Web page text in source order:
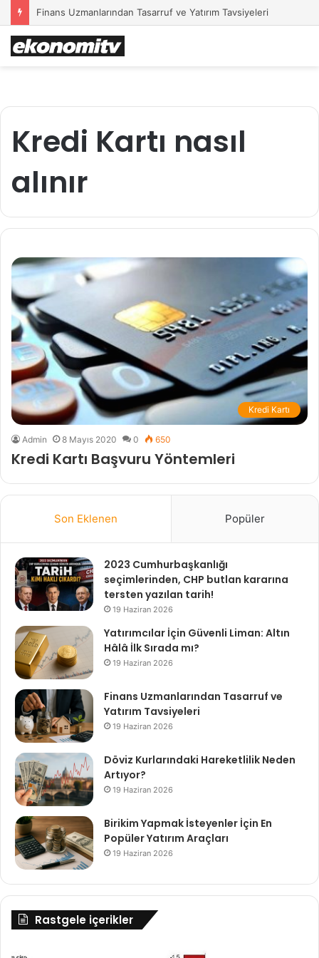
Finans Uzmanlarından Tasarruf ve Yatırım Tavsiyeleri
Kredi Kartı nasıl
alınır
Kredi Kartı
Admin 8 Mayıs 2020 0 650
Kredi Kartı Başvuru Yöntemleri
Son Eklenen Popüler
2023 Cumhurbaşkanlığı
seçimlerinden, CHP butlan kararına
tersten yazılan tarih!
19 Haziran 2026
Yatırımcılar İçin Güvenli Liman: Altın
Hâlâ İlk Sırada mı?
19 Haziran 2026
Finans Uzmanlarından Tasarruf ve
Yatırım Tavsiyeleri
19 Haziran 2026
Döviz Kurlarındaki Hareketlilik Neden
Artıyor?
19 Haziran 2026
Birikim Yapmak İsteyenler İçin En
Popüler Yatırım Araçları
19 Haziran 2026
Rastgele içerikler